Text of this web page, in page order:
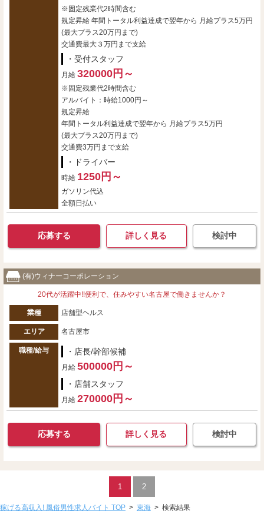
※固定残業代2時間含む
規定昇給 年間トータル利益達成で翌年から 月給プラス5万円
(最大プラス20万円まで)
交通費最大３万円まで支給
・受付スタッフ
月給 320000円～
※固定残業代2時間含む
アルバイト：時給1000円～
規定昇給
年間トータル利益達成で翌年から 月給プラス5万円
(最大プラス20万円まで)
交通費3万円まで支給
・ドライバー
時給 1250円～
ガソリン代込
全額日払い
応募する 詳しく見る 検討中
(有)ウィナーコーポレーション
20代が活躍中!!便利で、住みやすい名古屋で働きませんか？
業種 店舗型ヘルス
エリア 名古屋市
職種/給与 ・店長/幹部候補
月給 500000円～
・店舗スタッフ
月給 270000円～
応募する 詳しく見る 検討中
1 2
稼げる高収入! 風俗男性求人バイト TOP > 東海 > 検索結果